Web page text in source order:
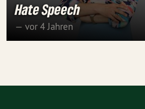
Hate Speech
— vor 4 Jahren